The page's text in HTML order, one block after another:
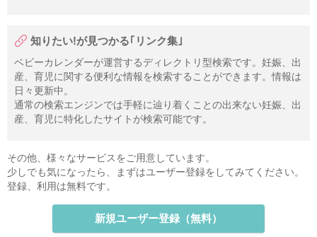
知りたい!が見つかる｢リンク集｣
ベビーカレンダーが運営するディレクトリ型検索です。妊娠、出
産、育児に関する便利な情報を検索することができます。情報は
日々更新中。
通常の検索エンジンでは手軽に辿り着くことの出来ない妊娠、出
産、育児に特化したサイトが検索可能です。
その他、様々なサービスをご用意しています。
少しでも気になったら、まずはユーザー登録をしてみてください。
登録、利用は無料です。
新規ユーザー登録（無料）